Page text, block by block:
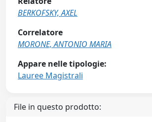
BERKOFSKY, AXEL
Correlatore
MORONE, ANTONIO MARIA
Appare nelle tipologie:
Lauree Magistrali
File in questo prodotto: